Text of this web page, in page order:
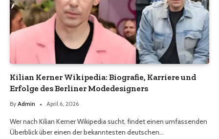
Kilian Kerner Wikipedia: Biografie, Karriere und
Erfolge des Berliner Modedesigners
By Admin April 6, 2026
Wer nach Kilian Kerner Wikipedia sucht, findet einen umfassenden
Überblick über einen der bekanntesten deutschen…